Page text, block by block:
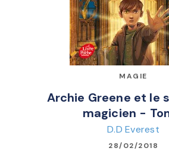
MAGIE
Archie Greene et le
magicien -
D.D Everest
28/02/2018